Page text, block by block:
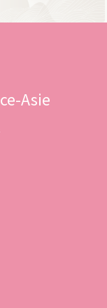
Asie